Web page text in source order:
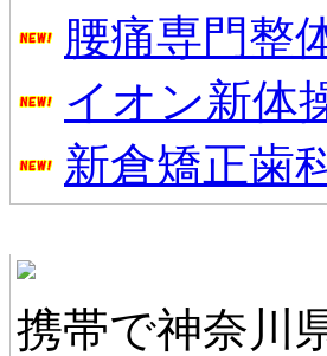
腰痛専門整
イオン新体
新倉矯正歯
携帯で神奈川